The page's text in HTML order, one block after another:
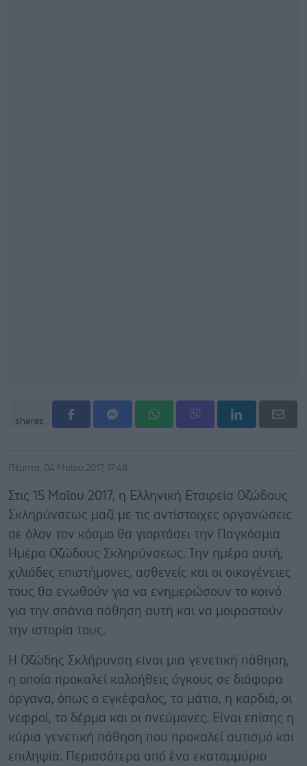
shares
Πέμπτη, 04 Μαΐου 2017, 17:48
Στις 15 Μαΐου 2017, η Ελληνική Εταιρεία Οζώδους
Σκληρύνσεως μαζί με τις αντίστοιχες οργανώσεις
σε όλον τον κόσμο θα γιορτάσει την Παγκόσμια
Ημέρα Οζώδους Σκληρύνσεως. Την ημέρα αυτή,
χιλιάδες επιστήμονες, ασθενείς και οι οικογένειες
τους θα ενωθούν για να ενημερώσουν το κοινό
για την σπάνια πάθηση αυτή και να μοιραστούν
την ιστορία τους.
Η Οζώδης Σκλήρυνση είναι μια γενετική πάθηση,
η οποία προκαλεί καλοήθεις όγκους σε διάφορα
όργανα, όπως ο εγκέφαλος, τα μάτια, η καρδιά, οι
νεφροί, το δέρμα και οι πνεύμονες. Είναι επίσης η
κύρια γενετική πάθηση που προκαλεί αυτισμό και
επιληψία. Περισσότερα από ένα εκατομμύριο